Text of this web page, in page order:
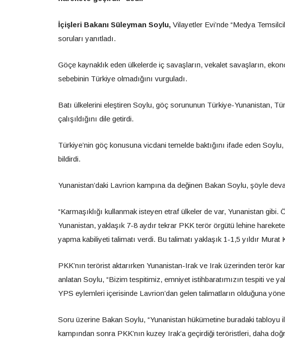
İçişleri Bakanı Süleyman Soylu, Vilayetler Evi’nde “Medya
soruları yanıtladı.
Göçe kaynaklık eden ülkelerde iç savaşların, vekalet savaşların,
sebebinin Türkiye olmadığını vurguladı.
Batı ülkelerini eleştiren Soylu, göç sorununun Türkiye-Yunanistan,
çalışıldığını dile getirdi.
Türkiye’nin göç konusuna vicdani temelde baktığını ifade eden
bildirdi.
Yunanistan’daki Lavrion kampına da değinen Bakan Soylu, şöyle
“Karmaşıklığı kullanmak isteyen etraf ülkeler de var, Yunanistan
Yunanistan, yaklaşık 7-8 aydır tekrar PKK terör örgütü lehine
yapma kabiliyeti talimatı verdi. Bu talimatı yaklaşık 1-1,5 yıldır Murat
PKK’nın terörist aktarırken Yunanistan-Irak ve Irak üzerinden terör
anlatan Soylu, “Bizim tespitimiz, emniyet istihbaratımızın tespiti ve
YPS eylemleri içerisinde Lavrion’dan gelen talimatların olduğuna
Soru üzerine Bakan Soylu, “Yunanistan hükümetine buradaki tabloyu
kampından sonra PKK’nın kuzey Irak’a geçirdiği teröristleri, daha